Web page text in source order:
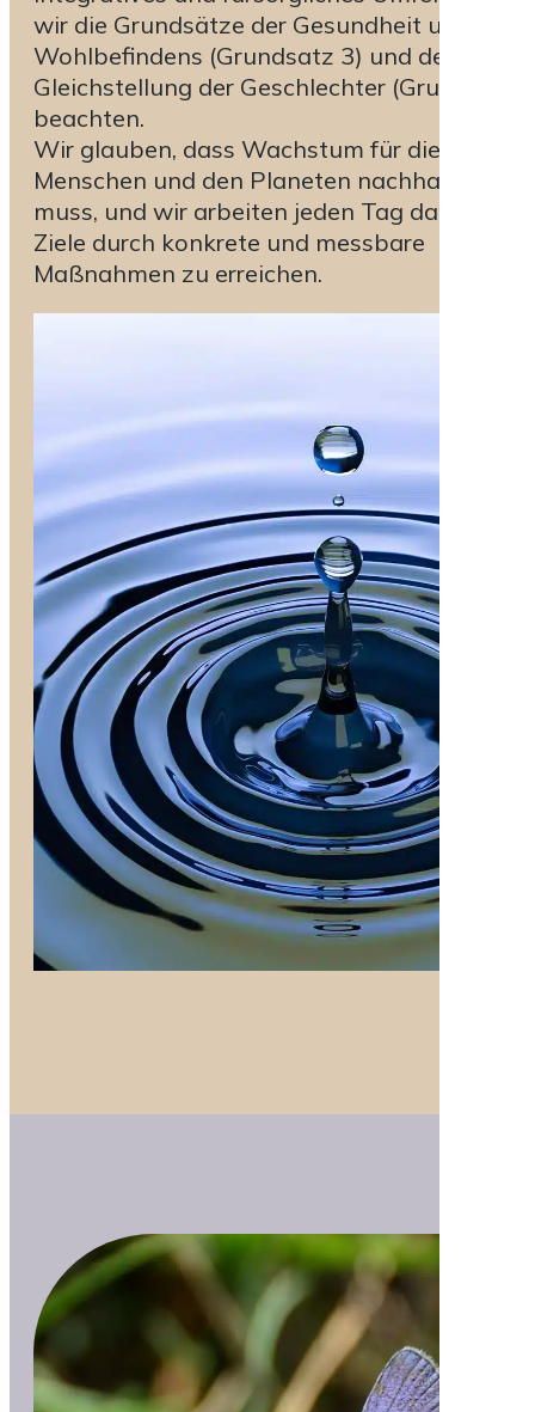
wir die Grundsätze der Gesundheit und des
Wohlbefindens (Grundsatz 3) und der
Gleichstellung der Geschlechter (Grundsatz
beachten.
Wir glauben, dass Wachstum für die
Menschen und den Planeten nachhaltig sein
muss, und wir arbeiten jeden Tag daran,
Ziele durch konkrete und messbare
Maßnahmen zu erreichen.